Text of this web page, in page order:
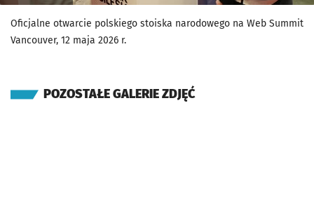
Oficjalne otwarcie polskiego stoiska narodowego na Web Summit
Vancouver, 12 maja 2026 r.
POZOSTAŁE GALERIE ZDJĘĆ